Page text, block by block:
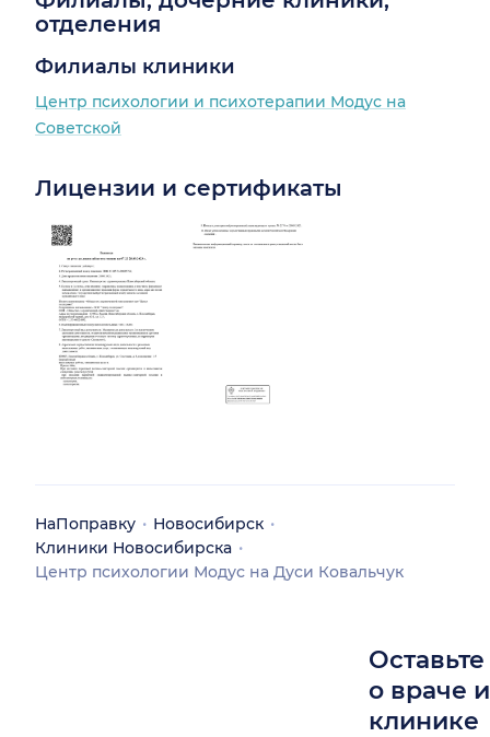
отделения
Филиалы клиники
Центр психологии и психотерапии Модус на
Советской
Лицензии и сертификаты
НаПоправку
Новосибирск
Клиники Новосибирска
Центр психологии Модус на Дуси Ковальчук
о враче
клинике